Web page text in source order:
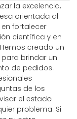
la excelencia,
orientada al
fortalecer
científica y en
creado un
brindar un
de pedidos.
de los
el estado
problema. Si